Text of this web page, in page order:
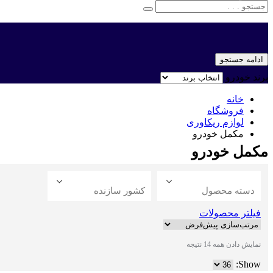
ادامه جستجو
برند خودرو
خانه
فروشگاه
لوازم ریکاوری
مکمل خودرو
مکمل خودرو
دسته محصول کشور سازنده
فیلتر محصولات
نمایش دادن همه 14 نتیجه
Show: